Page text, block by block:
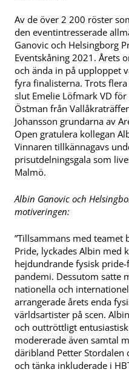
Av de över 2 200 röster
den eventintresserade
Ganovic och Helsingborg
Eventskåning 2021. Årets
och ända in på upploppet
fyra finalisterna. Trots
slut Emelie Löfmark VD
Östman från
Johansson grundarna av
Open gratulera kollegan
Vinnaren tillkännagavs
prisutdelningsgala som
Malmö.
Albin Ganovic och
motiveringen:
”Tillsammans med
Pride, lyckades Albin med
hejdundrande fysisk
pandemi. Dessutom satte
nationella och
arrangerade årets enda
världsartister på scen.
och outtröttligt
modererade även samtal
däribland Petter
och tänka inkluderade i